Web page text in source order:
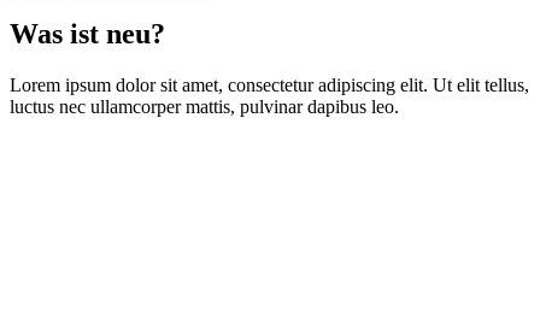
Was ist neu?
Lorem ipsum dolor sit amet, consectetur adipiscing elit. Ut elit tellus,
luctus nec ullamcorper mattis, pulvinar dapibus leo.